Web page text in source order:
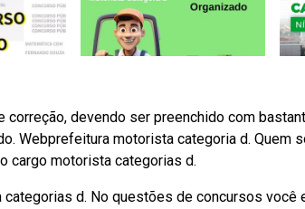
devendo ser preenchido com
Webprefeitura motorista categoria d. Quem
cargo motorista categorias d.
d. No questões de concursos você